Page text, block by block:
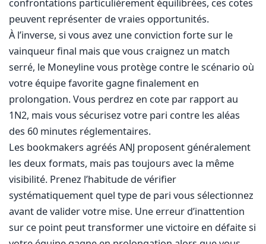
confrontations particulièrement équilibrées, ces cotes
peuvent représenter de vraies opportunités.
À l’inverse, si vous avez une conviction forte sur le
vainqueur final mais que vous craignez un match
serré, le Moneyline vous protège contre le scénario où
votre équipe favorite gagne finalement en
prolongation. Vous perdrez en cote par rapport au
1N2, mais vous sécurisez votre pari contre les aléas
des 60 minutes réglementaires.
Les bookmakers agréés ANJ proposent généralement
les deux formats, mais pas toujours avec la même
visibilité. Prenez l’habitude de vérifier
systématiquement quel type de pari vous sélectionnez
avant de valider votre mise. Une erreur d’inattention
sur ce point peut transformer une victoire en défaite si